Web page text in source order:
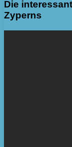
Die
Zyperns